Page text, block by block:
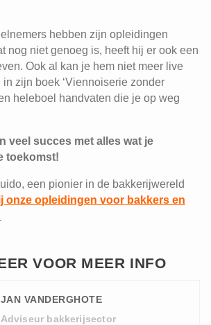
hebben zijn opleidingen
nog niet genoeg is, heeft hij er ook een
Ook al kan je hem niet meer live
zijn boek ‘Viennoiserie zonder
heleboel handvaten die je op weg
veel succes met alles wat je
toekomst!
een pionier in de bakkerijwereld
onze opleidingen voor bakkers en
VOOR MEER INFO
JAN VANDERGHOTE
Adviseur bakkerijsector